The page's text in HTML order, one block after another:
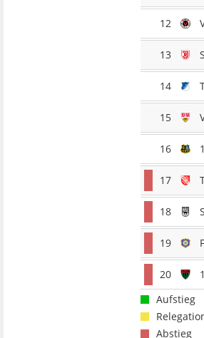
12
13
14
15
16
17
18
19
20
Aufstieg
Abstieg